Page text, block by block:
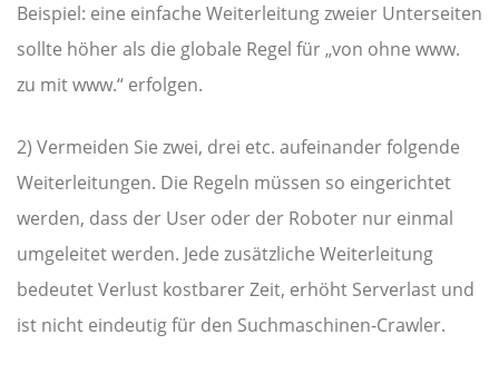
Beispiel: eine einfache Weiterleitung zweier Unterseiten
sollte höher als die globale Regel für „von ohne www.
zu mit www.“ erfolgen.
2) Vermeiden Sie zwei, drei etc. aufeinander folgende
Weiterleitungen. Die Regeln müssen so eingerichtet
werden, dass der User oder der Roboter nur einmal
umgeleitet werden. Jede zusätzliche Weiterleitung
bedeutet Verlust kostbarer Zeit, erhöht Serverlast und
ist nicht eindeutig für den Suchmaschinen-Crawler.